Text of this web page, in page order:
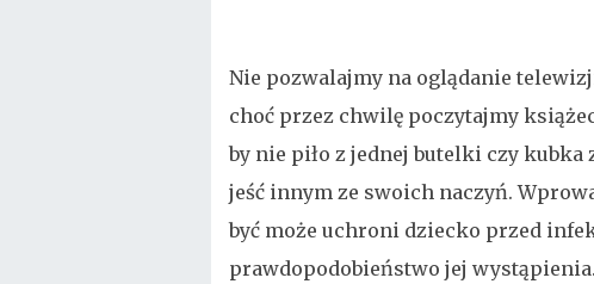
Nie pozwalajmy na oglądanie
choć przez chwilę poczytajmy
by nie piło z jednej butelki czy
jeść innym ze swoich naczyń.
być może uchroni dziecko przed
prawdopodobieństwo jej